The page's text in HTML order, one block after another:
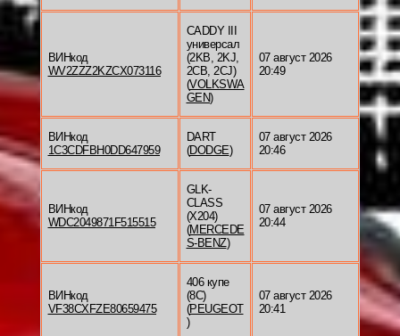
ВИНкод
WV2ZZZ2KZCX073116
CADDY III
универсал
(2KB, 2KJ,
2CB, 2CJ)
(VOLKSWA
GEN)
07 август 2026
20:49
ВИНкод
1C3CDFBH0DD647959
DART
(DODGE)
07 август 2026
20:46
ВИНкод
WDC2049871F515515
GLK-
CLASS
(X204)
(MERCEDE
S-BENZ)
07 август 2026
20:44
ВИНкод
VF38CXFZE80659475
406 купе
(8C)
(PEUGEOT
)
07 август 2026
20:41